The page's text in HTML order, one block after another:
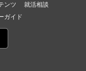
ンツ
就活相談
ガイド